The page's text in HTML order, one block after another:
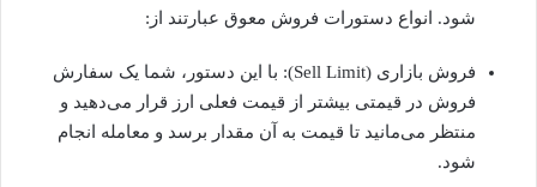
شود. انواع دستورات فروش معوق عبارتند از:
فروش بازاری (Sell Limit): با این دستور، شما یک سفارش
فروش در قیمتی بیشتر از قیمت فعلی ارز قرار می‌دهید و
منتظر می‌مانید تا قیمت به آن مقدار برسد و معامله انجام
شود.